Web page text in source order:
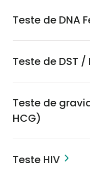
Teste de DNA
Teste de DST /
Teste de
HCG)
Teste HIV